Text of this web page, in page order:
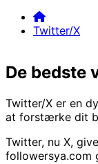
Twitter/X
Twitter/X
De bedste
Twitter/X er en
at forstærke dit
Twitter, nu X,
followersya.com